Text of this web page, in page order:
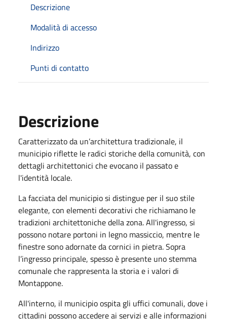
Descrizione
Modalità di accesso
Indirizzo
Punti di contatto
Descrizione
Caratterizzato da un’architettura tradizionale, il
municipio riflette le radici storiche della comunità, con
dettagli architettonici che evocano il passato e
l'identità locale.
La facciata del municipio si distingue per il suo stile
elegante, con elementi decorativi che richiamano le
tradizioni architettoniche della zona. All'ingresso, si
possono notare portoni in legno massiccio, mentre le
finestre sono adornate da cornici in pietra. Sopra
l’ingresso principale, spesso è presente uno stemma
comunale che rappresenta la storia e i valori di
Montappone.
All'interno, il municipio ospita gli uffici comunali, dove i
cittadini possono accedere ai servizi e alle informazioni